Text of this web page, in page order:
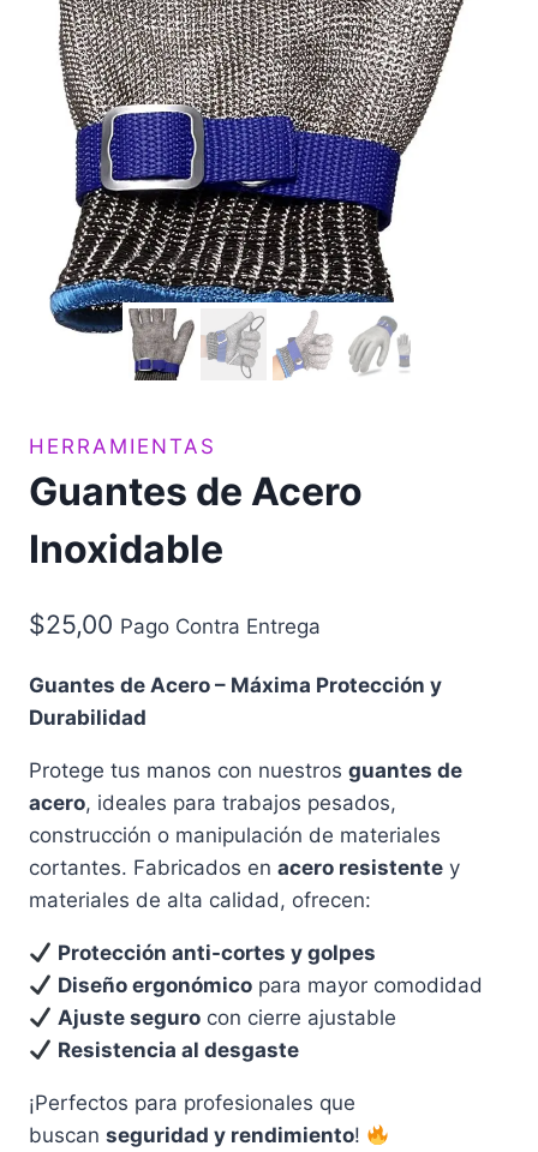
HERRAMIENTAS
Guantes de Acero
Inoxidable
$25,00 Pago Contra Entrega
Guantes de Acero – Máxima Protección y
Durabilidad
Protege tus manos con nuestros guantes de
acero, ideales para trabajos pesados,
construcción o manipulación de materiales
cortantes. Fabricados en acero resistente y
materiales de alta calidad, ofrecen:
Protección anti-cortes y golpes
Diseño ergonómico para mayor comodidad
Ajuste seguro con cierre ajustable
Resistencia al desgaste
¡Perfectos para profesionales que
buscan seguridad y rendimiento!